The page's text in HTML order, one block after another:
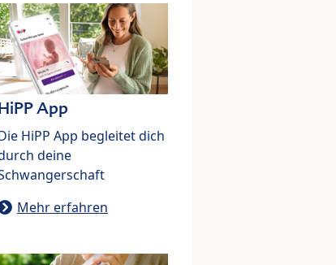
App
HiPP App begleitet dich
deine
Mehr erfahren